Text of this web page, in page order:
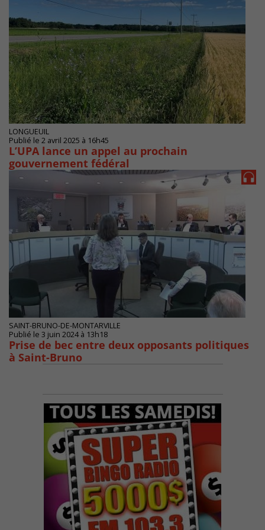
LONGUEUIL
Publié le 2 avril 2025 à 16h45
L’UPA lance un appel au prochain
gouvernement fédéral
SAINT-BRUNO-DE-MONTARVILLE
Publié le 3 juin 2024 à 13h18
Prise de bec entre deux opposants politiques
à Saint-Bruno